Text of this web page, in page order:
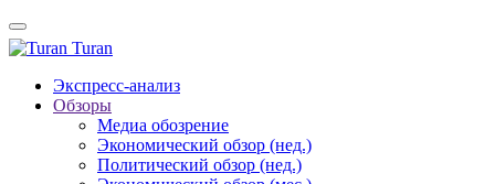
Turan
Экспресс-анализ
Обзоры
Медиа обозрение
Экономический обзор (нед.)
Политический обзор (нед.)